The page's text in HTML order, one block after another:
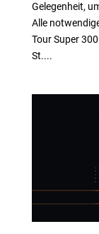
Gelegenheit,
Alle
Tour Super
St....